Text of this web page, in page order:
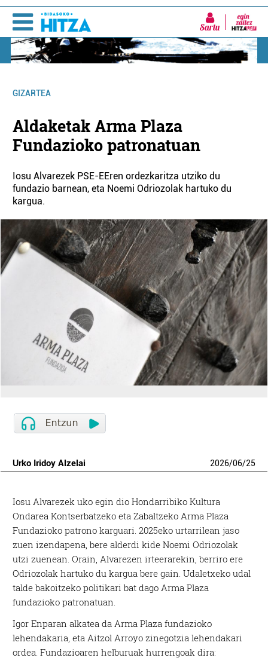
Sartu
GIZARTEA
Aldaketak Arma Plaza
Fundazioko patronatuan
Iosu Alvarezek PSE-EEren ordezkaritza utziko du
fundazio barnean, eta Noemi Odriozolak hartuko du
kargua.
Urko Iridoy Alzelai 2026/06/25
Iosu Alvarezek uko egin dio Hondarribiko Kultura
Ondarea Kontserbatzeko eta Zabaltzeko Arma Plaza
Fundazioko patrono karguari. 2025eko urtarrilean jaso
zuen izendapena, bere alderdi kide Noemi Odriozolak
utzi zuenean. Orain, Alvarezen irteerarekin, berriro ere
Odriozolak hartuko du kargua bere gain. Udaletxeko udal
talde bakoitzeko politikari bat dago Arma Plaza
fundazioko patronatuan.
Igor Enparan alkatea da Arma Plaza fundazioko
lehendakaria, eta Aitzol Arroyo zinegotzia lehendakari
ordea. Fundazioaren helburuak hurrengoak dira: